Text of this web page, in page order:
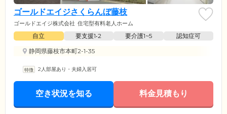
ゴールドエイジさくらんぼ藤枝
ゴールドエイジ株式会社 住宅型有料老人ホーム
自立 要支援1•2 要介護1~5
認知症可
静岡県藤枝市本町2-1-35
2人部屋あり・夫婦入居可
空き状況を知る 料金見積もり